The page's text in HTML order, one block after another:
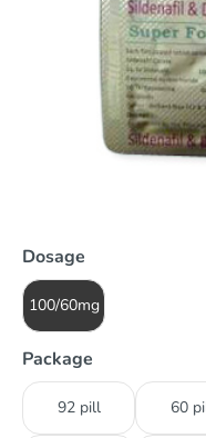
Dosage
100/60mg
Package
92 pill 60